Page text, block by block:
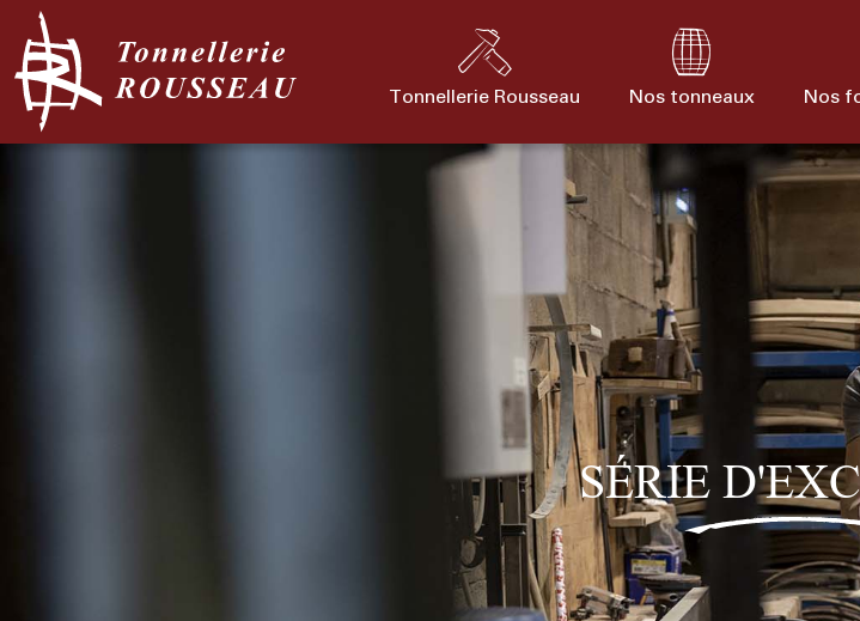
Tonnellerie Rousseau
Notre histoire
Notre savoir-faire
chêne français
Nos tonneaux
Gamme expert
traditionnelle
Série
Nos
Sur-mesure
Rechercher :
SÉRIE